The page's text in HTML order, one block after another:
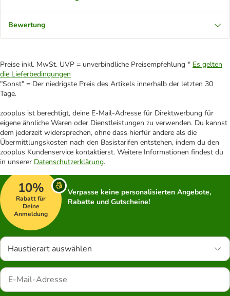
Bewertung
Preise inkl. MwSt. UVP = unverbindliche Preisempfehlung * Es gelten
die Lieferbedingungen
"Sonst" = Der niedrigste Preis des Artikels innerhalb der letzten 30
Tage.
zooplus ist berechtigt, deine E-Mail-Adresse für Direktwerbung für
eigene ähnliche Waren oder Dienstleistungen zu verwenden. Du kannst
dem jederzeit widersprechen, ohne dass hierfür andere als die
Übermittlungskosten nach den Basistarifen entstehen, indem du den
zooplus Kundenservice kontaktierst. Weitere Informationen findest du
in unserer Datenschutzerklärung.
10%
Rabatt für
Deine
Anmeldung
Verpasse keine personalisierten Angebote,
Rabatte und Gutscheine!
Haustierart auswählen